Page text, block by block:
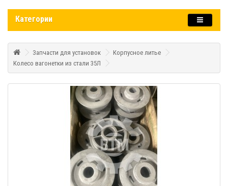
Категории
Запчасти для установок
Корпусное литье
Колесо вагонетки из стали 35Л